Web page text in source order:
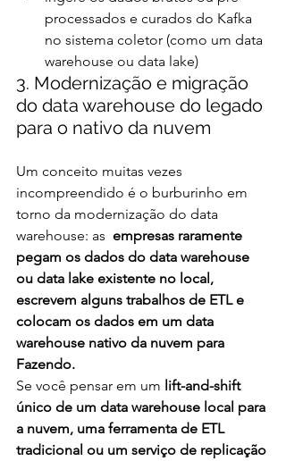
processados ​​e curados do Kafka
no sistema coletor (como um data
warehouse ou data lake)
3. Modernização e migração
do data warehouse do legado
para o nativo da nuvem
Um conceito muitas vezes
incompreendido é o burburinho em
torno da modernização do data
warehouse: as empresas raramente
pegam os dados do data warehouse
ou data lake existente no local,
escrevem alguns trabalhos de ETL e
colocam os dados em um data
warehouse nativo da nuvem para
Fazendo.
Se você pensar em um lift-and-shift
único de um data warehouse local para
a nuvem, uma ferramenta de ETL
tradicional ou um serviço de replicação